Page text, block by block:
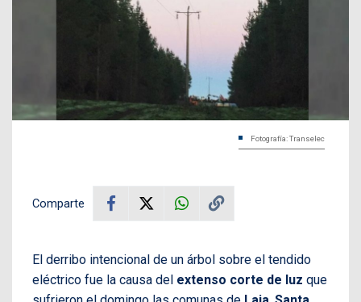
Fotografía: Transelec
Comparte
El derribo intencional de un árbol sobre el tendido
eléctrico fue la causa del extenso corte de luz que